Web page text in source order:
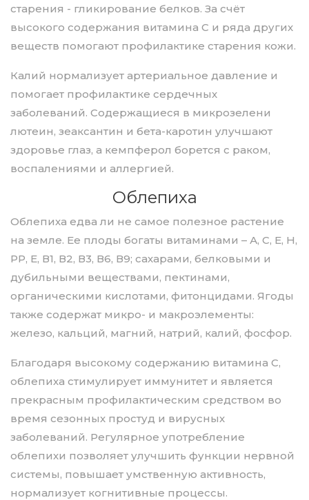
старения - гликирование белков. За счёт
высокого содержания витамина С и ряда других
веществ помогают профилактике старения кожи.
Калий нормализует артериальное давление и
помогает профилактике сердечных
заболеваний. Содержащиеся в микрозелени
лютеин, зеаксантин и бета-каротин улучшают
здоровье глаз, а кемпферол борется с раком,
воспалениями и аллергией.
Облепиха
Облепиха едва ли не самое полезное растение
на земле. Ее плоды богаты витаминами – А, С, Е, Н,
РР, Е, В1, В2, В3, В6, В9; сахарами, белковыми и
дубильными веществами, пектинами,
органическими кислотами, фитонцидами. Ягоды
также содержат микро- и макроэлементы:
железо, кальций, магний, натрий, калий, фосфор.
Благодаря высокому содержанию витамина С,
облепиха стимулирует иммунитет и является
прекрасным профилактическим средством во
время сезонных простуд и вирусных
заболеваний. Регулярное употребление
облепихи позволяет улучшить функции нервной
системы, повышает умственную активность,
нормализует когнитивные процессы.